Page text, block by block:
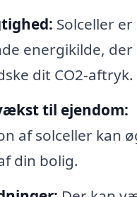
Solceller er
energikilde,
dit CO2-aftryk.
til ejendom:
af solceller kan
din bolig.